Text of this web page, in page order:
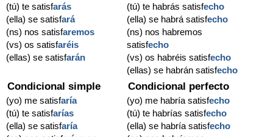
(tú) te satisfarás
(ella) se satisfará
(ns) nos satisfaremos
(vs) os satisfaréis
(ellas) se satisfarán
(tú) te habrás satisfecho
(ella) se habrá satisfecho
(ns) nos habremos
satisfecho
(vs) os habréis satisfecho
(ellas) se habrán satisfecho
Condicional simple
(yo) me satisfaría
(tú) te satisfarías
(ella) se satisfaría
Condicional perfecto
(yo) me habría satisfecho
(tú) te habrías satisfecho
(ella) se habría satisfecho